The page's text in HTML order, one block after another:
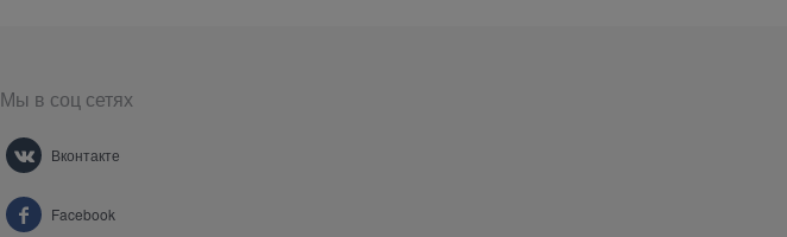
Мы в соц сетях
Вконтакте
Facebook